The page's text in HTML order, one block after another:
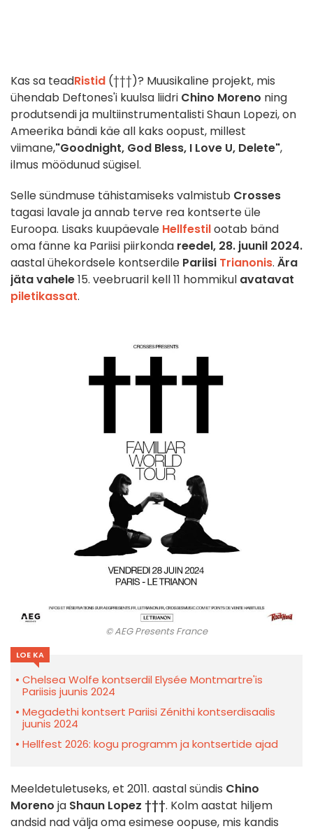
Kas sa teadRistid (†††)? Muusikaline projekt, mis
ühendab Deftones'i kuulsa liidri Chino Moreno ning
produtsendi ja multiinstrumentalisti Shaun Lopezi, on
Ameerika bändi käe all kaks oopust, millest
viimane,"Goodnight, God Bless, I Love U, Delete",
ilmus möödunud sügisel.
Selle sündmuse tähistamiseks valmistub Crosses
tagasi lavale ja annab terve rea kontserte üle
Euroopa. Lisaks kuupäevale Hellfestilootab bänd
oma fänne ka Pariisi piirkonda reedel, 28. juunil 2024.
aastal ühekordsele kontserdile Pariisi Trianonis. Ära
jäta vahele15. veebruaril kell 11 hommikul avatavat
piletikassat.
© AEG Presents France
LOE KA
Chelsea Wolfe kontserdil Elysée Montmartre'is
Pariisis juunis 2024
Megadethi kontsert Pariisi Zénithi kontserdisaalis
juunis 2024
Hellfest 2026: kogu programm ja kontsertide ajad
Meeldetuletuseks, et 2011. aastal sündis Chino
Moreno ja Shaun Lopez †††. Kolm aastat hiljem
andsid nad välja oma esimese oopuse, mis kandis